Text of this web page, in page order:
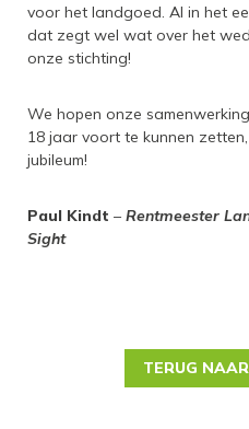
voor het landgoed. Al in het
dat zegt wel wat over het
onze stichting!
We hopen onze
18 jaar voort te kunnen
jubileum!
Paul Kindt – Rentmeester
Sight
TERUG